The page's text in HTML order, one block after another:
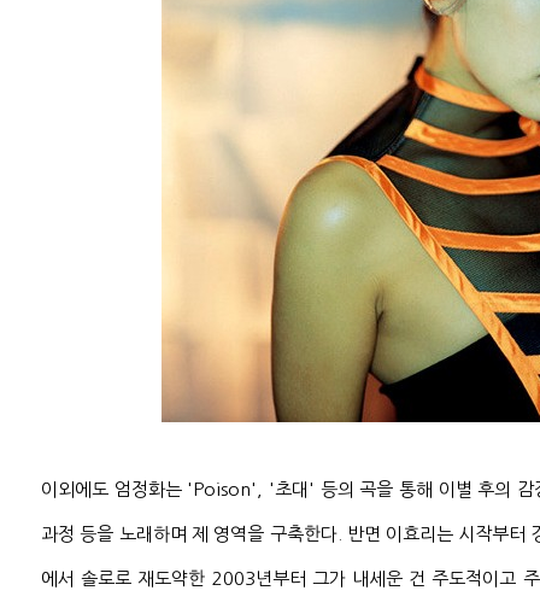
이외에도 엄정화는 'Poison', '초대' 등의 곡을 통해 이별 후의 감
과정 등을 노래하며 제 영역을 구축한다. 반면 이효리는 시작부터
에서 솔로로 재도약한 2003년부터 그가 내세운 건 주도적이고